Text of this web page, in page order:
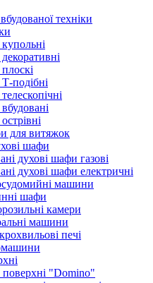
техніки
подібні
для витяжок
шафи
духові шафи газові
духові шафи електричні
машини
шафи
камери
машини
печі
поверхні "Domino"